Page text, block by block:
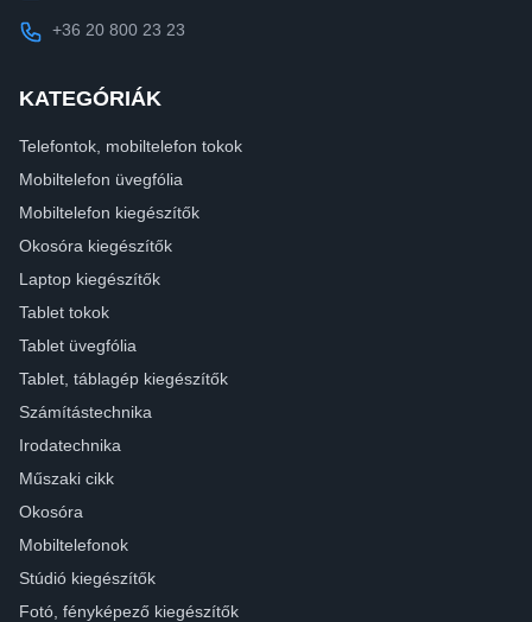
+36 20 800 23 23
KATEGÓRIÁK
Telefontok, mobiltelefon tokok
Mobiltelefon üvegfólia
Mobiltelefon kiegészítők
Okosóra kiegészítők
Laptop kiegészítők
Tablet tokok
Tablet üvegfólia
Tablet, táblagép kiegészítők
Számítástechnika
Irodatechnika
Műszaki cikk
Okosóra
Mobiltelefonok
Stúdió kiegészítők
Fotó, fényképező kiegészítők